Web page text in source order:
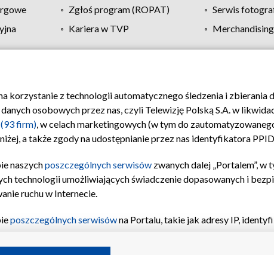
Zgłoś program (ROPAT)
Serwis
Kariera w TVP
prywatności Moje zgody Pomoc Biuro reklamy
korzystanie z technologii automatycznego śledzenia i zbierania
osobowych przez nas, czyli Telewizję Polską S.A. w
firm), w celach marketingowych (w tym do
a także zgody na udostępnianie przez nas identyfikatora
naszychposzczególnych serwisów zwanych dalej „Portalem”,
technologii umożliwiających świadczenie dopasowanych i
ruchu w Internecie.
poszczególnych serwisówna Portalu, takie jak adresy IP,
informacji na urządzeniu lub dostęp do nich, wyboru